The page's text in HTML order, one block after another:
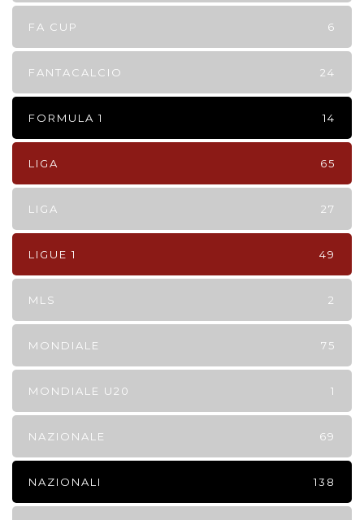
FA CUP 6
FANTACALCIO 24
FORMULA 1 14
LIGA 65
LIGA 27
LIGUE 1 49
MLS 2
MONDIALE 75
MONDIALE U20 1
NAZIONALE 69
NAZIONALI 138